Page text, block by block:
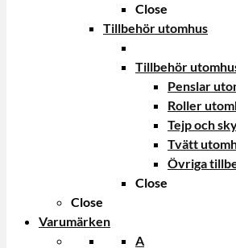
Close
Tillbehör utomhus
Tillbehör
Penslar
Roller
Tejp och
Tvätt
Övriga
Close
Close
Varumärken
A